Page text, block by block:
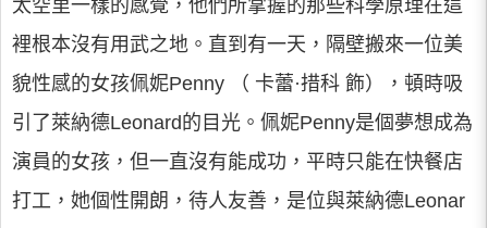
太空里一樣的感覺，他們所掌握的那些科學原理在這
裡根本沒有用武之地。直到有一天，隔壁搬來一位美
貌性感的女孩佩妮Penny （ 卡蕾·措科 飾），頓時吸
引了萊納德Leonard的目光。佩妮Penny是個夢想成為
演員的女孩，但一直沒有能成功，平時只能在快餐店
打工，她個性開朗，待人友善，是位與萊納德Leonar